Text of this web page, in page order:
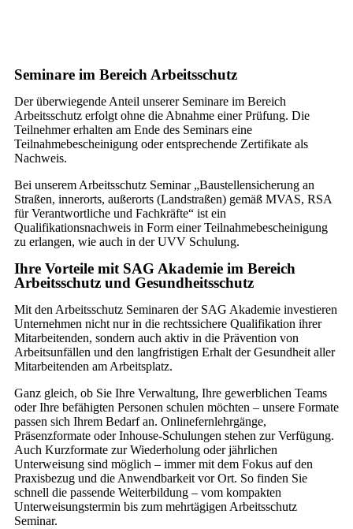
Seminare im Bereich Arbeitsschutz
Der überwiegende Anteil unserer Seminare im Bereich
Arbeitsschutz erfolgt ohne die Abnahme einer Prüfung. Die
Teilnehmer erhalten am Ende des Seminars eine
Teilnahmebescheinigung oder entsprechende Zertifikate als
Nachweis.
Bei unserem Arbeitsschutz Seminar „Baustellensicherung an
Straßen, innerorts, außerorts (Landstraßen) gemäß MVAS, RSA
für Verantwortliche und Fachkräfte“ ist ein
Qualifikationsnachweis in Form einer Teilnahmebescheinigung
zu erlangen, wie auch in der UVV Schulung.
Ihre Vorteile mit SAG Akademie im Bereich
Arbeitsschutz und Gesundheitsschutz
Mit den Arbeitsschutz Seminaren der SAG Akademie investieren
Unternehmen nicht nur in die rechtssichere Qualifikation ihrer
Mitarbeitenden, sondern auch aktiv in die Prävention von
Arbeitsunfällen und den langfristigen Erhalt der Gesundheit aller
Mitarbeitenden am Arbeitsplatz.
Ganz gleich, ob Sie Ihre Verwaltung, Ihre gewerblichen Teams
oder Ihre befähigten Personen schulen möchten – unsere Formate
passen sich Ihrem Bedarf an. Onlinefernlehrgänge,
Präsenzformate oder Inhouse-Schulungen stehen zur Verfügung.
Auch Kurzformate zur Wiederholung oder jährlichen
Unterweisung sind möglich – immer mit dem Fokus auf den
Praxisbezug und die Anwendbarkeit vor Ort. So finden Sie
schnell die passende Weiterbildung – vom kompakten
Unterweisungstermin bis zum mehrtägigen Arbeitsschutz
Seminar.